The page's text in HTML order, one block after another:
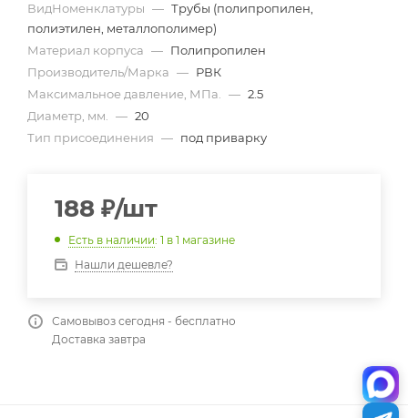
ВидНоменклатуры — Трубы (полипропилен,
полиэтилен, металлополимер)
Материал корпуса — Полипропилен
Производитель/Марка — РВК
Максимальное давление, МПа.
— 2.5
Диаметр, мм.
— 20
Тип присоединения — под приварку
188 ₽/шт
Есть в наличии: 1 в 1 магазине
Нашли дешевле?
Самовывоз сегодня - бесплатно
Доставка завтра